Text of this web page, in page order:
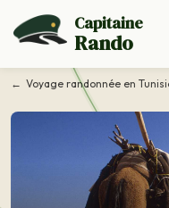
Capitaine
Rando
Voyage randonnée en